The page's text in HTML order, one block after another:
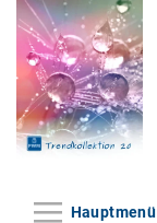
Hauptmenü
Hauptmenü